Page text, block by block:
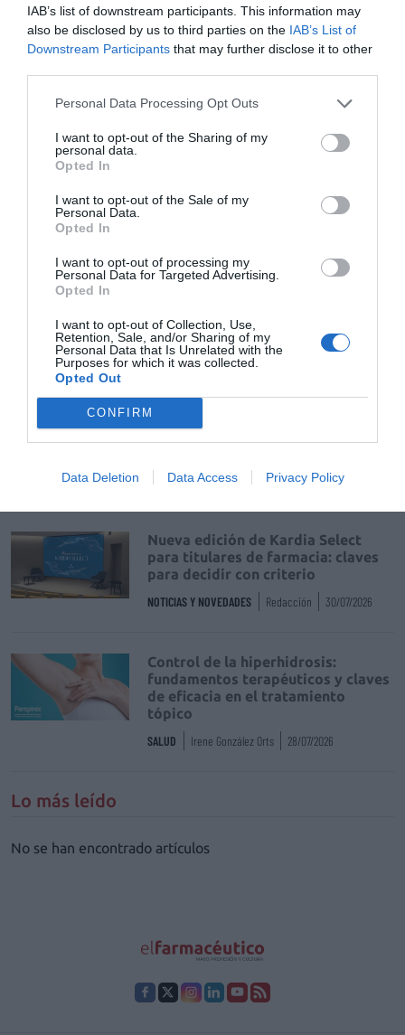
IAB’s list of downstream participants. This information may
also be disclosed by us to third parties on the IAB’s List of
Downstream Participants that may further disclose it to other
Personal Data Processing Opt Outs
I want to opt-out of the Sharing of my
personal data.
Opted In
I want to opt-out of the Sale of my
Personal Data.
Opted In
I want to opt-out of processing my
Personal Data for Targeted Advertising.
Opted In
I want to opt-out of Collection, Use,
Retention, Sale, and/or Sharing of my
Personal Data that Is Unrelated with the
Purposes for which it was collected.
Opted Out
CONFIRM
Data Deletion Data Access Privacy Policy
Tags
Laboratorios Lacer GingiLacer
Destacados
de uso humano: seguridad y
24 Congreso Nacional
Farmacéutico de Oviedo
NOTICIAS Y NOVEDADES
La farmacia, un apoyo esencial en
el cuidado infantil
NOTICIAS Y NOVEDADES Redacción 30/07/2026
Nueva edición de Kardia Select
para titulares de farmacia: claves
para decidir con criterio
NOTICIAS Y NOVEDADES Redacción 30/07/2026
Control de la hiperhidrosis:
fundamentos terapéuticos y claves
de eficacia en el tratamiento
tópico
SALUD Irene González Orts 28/07/2026
Lo más leído
No se han encontrado artículos